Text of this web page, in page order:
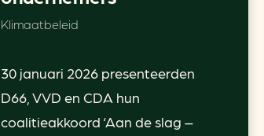
Klimaatbeleid
30 januari 2026 presenteerden
D66, VVD en CDA hun
coalitieakkoord ‘Aan de slag –